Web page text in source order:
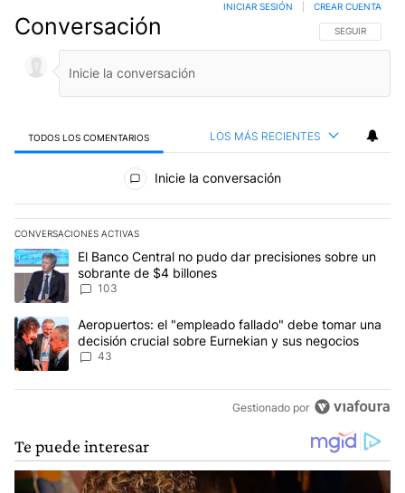
Conversación SIGA ESTA
SEGUIR
INICIAR SESIÓN CREAR CUENTA
TODOS LOS COMENTARIOS LOS MÁS RECIENTES
Todos los comentarios
Inicie la conversación
CONVERSACIONES ACTIVAS
Este listado muestra los artículos con más comentarios en los
Un artículo de tendencia con el título "El Banco Central no pudo
El Banco Central no pudo dar precisiones sobre un
sobrante de $4 billones
103
Un artículo de tendencia con el título "Aeropuertos: el
Aeropuertos: el "empleado fallado" debe tomar una
decisión crucial sobre Eurnekian y sus negocios
43
Gestionado por